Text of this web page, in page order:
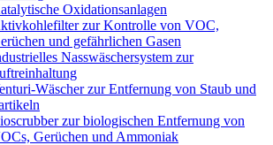
Oxidationsanlagen
zur Kontrolle von VOC,
und gefährlichen Gasen
Nasswäschersystem zur
Wäscher zur Entfernung von Staub und
zur biologischen Entfernung von
Gerüchen und Ammoniak